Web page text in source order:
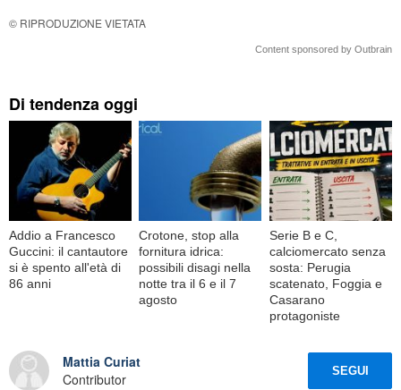
© RIPRODUZIONE VIETATA
Content sponsored by Outbrain
Di tendenza oggi
Addio a Francesco
Guccini: il cantautore
si è spento all'età di
86 anni
Crotone, stop alla
fornitura idrica:
possibili disagi nella
notte tra il 6 e il 7
agosto
Serie B e C,
calciomercato senza
sosta: Perugia
scatenato, Foggia e
Casarano
protagoniste
Mattia Curiat
Contributor
SEGUI